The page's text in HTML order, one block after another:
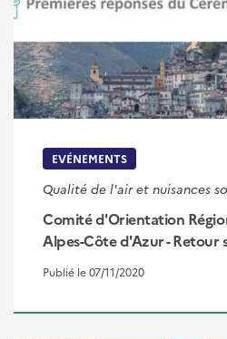
EVÉNEMENTS
Qualité de l'air et nuisances
Comité d'Orientation
Alpes-Côte d'Azur - Retour
Publié le 07/11/2020